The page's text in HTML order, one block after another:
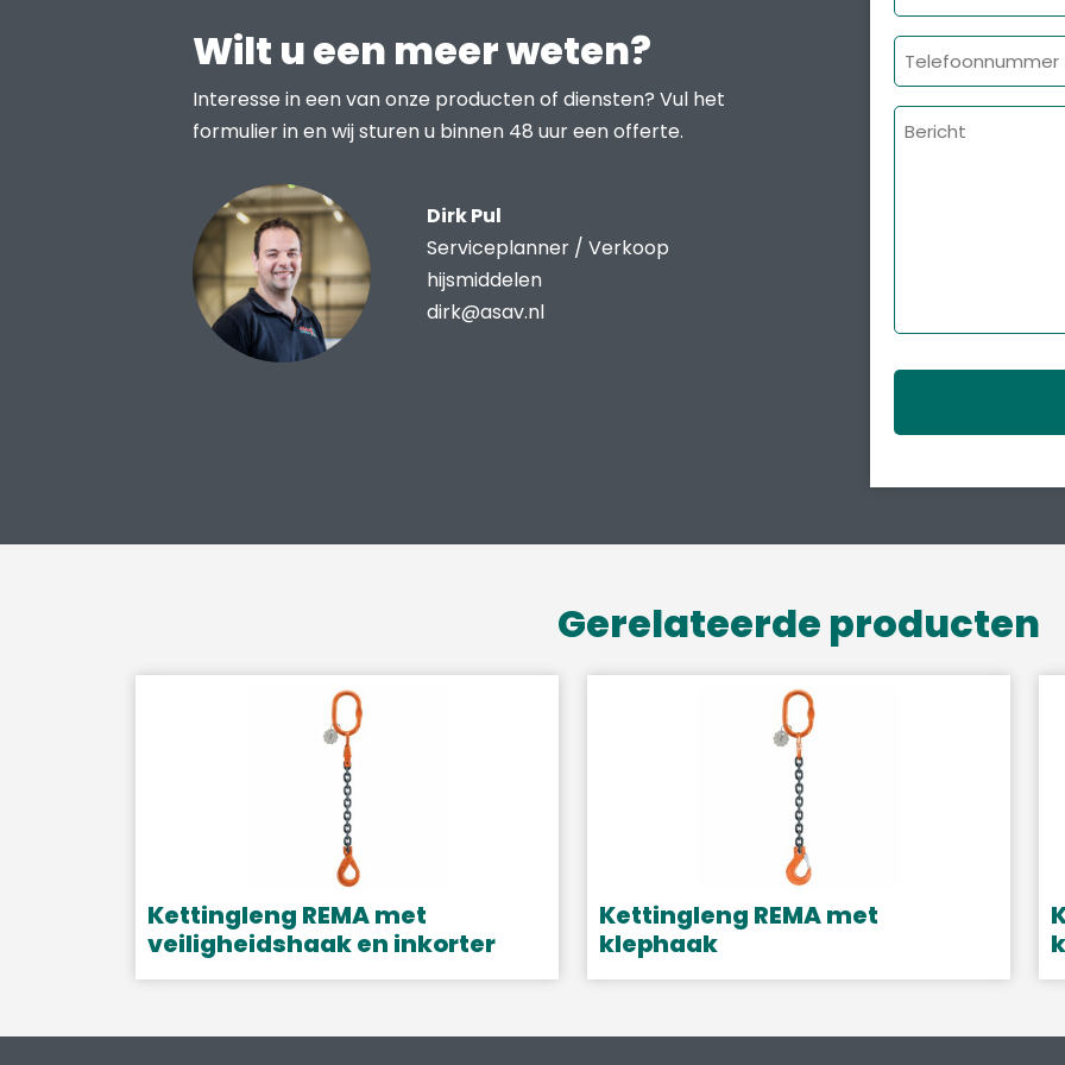
Wilt u een meer weten?
Interesse in een van onze producten of diensten? Vul het
formulier in en wij sturen u binnen 48 uur een offerte.
Dirk Pul
Serviceplanner / Verkoop
hijsmiddelen
dirk@asav.nl
mailadres
Bericht
Gerelateerde producten
Kettingleng REMA met
veiligheidshaak en inkorter
Dit
Kettingleng REMA met
klephaak
Dit